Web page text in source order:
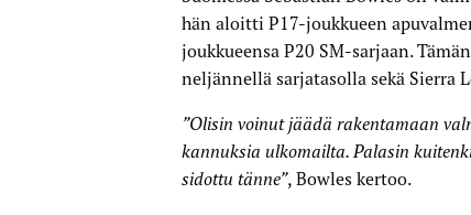
hän aloitti P17-joukkueen
joukkueensa P20 SM-sarjaan.
neljännellä sarjatasolla sekä Sierra
”Olisin voinut jäädä rakentamaan
kannuksia ulkomailta. Palasin
sidottu tänne”, Bowles kertoo.